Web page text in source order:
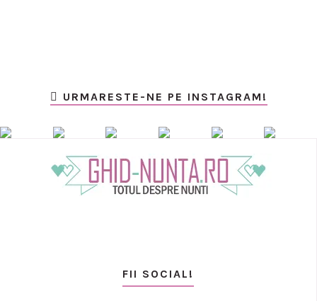
URMARESTE-NE PE INSTAGRAM!
FII SOCIAL!